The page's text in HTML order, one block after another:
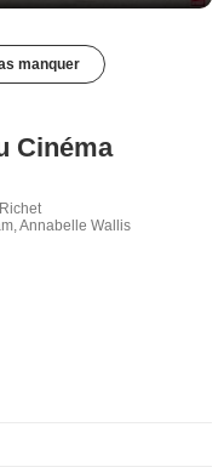
manquer
Cinéma
Annabelle Wallis